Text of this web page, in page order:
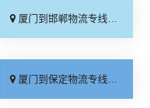
厦门到邯郸物流专线_物流拼车「全境配送」
厦门到保定物流专线_全程直达「高效运输」